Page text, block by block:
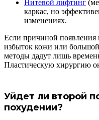
Нитевой лифтинг
каркас, но
изменениях.
Если причиной появления
избыток кожи или
методы дадут лишь
Пластическую хирургию
Уйдет ли второй
похудении?